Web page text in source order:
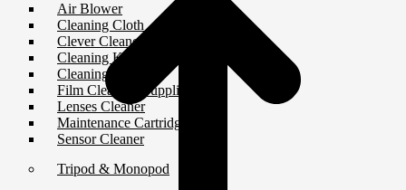
Air Blower
Cleaning Cloth
Clever Cleaner
Cleaning Kits
Cleaning Paper
Film Cleaning Supplies
Lenses Cleaner
Maintenance Cartridge
Sensor Cleaner
Tripod & Monopod